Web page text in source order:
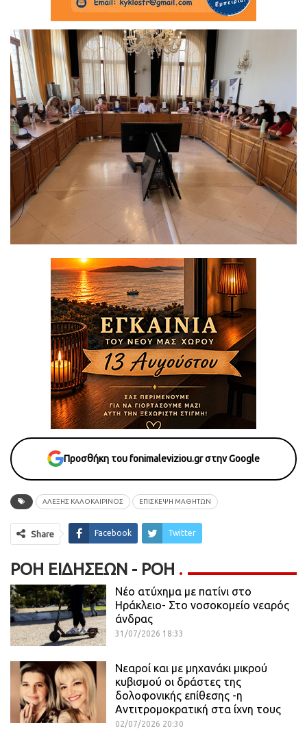
Προσθήκη του fonimaleviziou.gr στην Google
ΑΛΕΞΗΣ ΚΑΛΟΚΑΙΡΙΝΟΣ ΕΠΙΣΚΕΨΗ ΜΑΘΗΤΩΝ
Share Facebook Twitter
ΡΟΉ ΕΙΔΉΣΕΩΝ - ΡΟΗ
Νέο ατύχημα με πατίνι στο
Ηράκλειο- Στο νοσοκομείο νεαρός
άνδρας
31/07/2026 18:33
Νεαροί και με μηχανάκι μικρού
κυβισμού οι δράστες της
δολοφονικής επίθεσης -η
Αντιτρομοκρατική στα ίχνη τους
02/07/2026 20:30